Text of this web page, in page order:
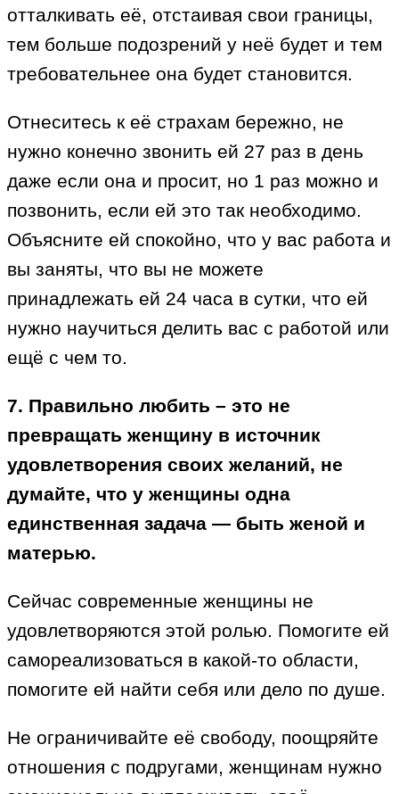
отталкивать её, отстаивая свои границы,
тем больше подозрений у неё будет и тем
требовательнее она будет становится.
Отнеситесь к её страхам бережно, не
нужно конечно звонить ей 27 раз в день
даже если она и просит, но 1 раз можно и
позвонить, если ей это так необходимо.
Объясните ей спокойно, что у вас работа и
вы заняты, что вы не можете
принадлежать ей 24 часа в сутки, что ей
нужно научиться делить вас с работой или
ещё с чем то.
7. Правильно любить – это не
превращать женщину в источник
удовлетворения своих желаний, не
думайте, что у женщины одна
единственная задача — быть женой и
матерью.
Сейчас современные женщины не
удовлетворяются этой ролью. Помогите ей
самореализоваться в какой-то области,
помогите ей найти себя или дело по душе.
Не ограничивайте её свободу, поощряйте
отношения с подругами, женщинам нужно